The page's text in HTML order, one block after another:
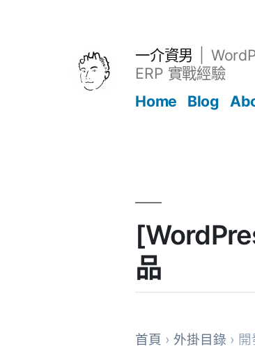
一介資男
ERP 實戰經驗
Home
Blog
品
首頁 › 外掛目錄 ›